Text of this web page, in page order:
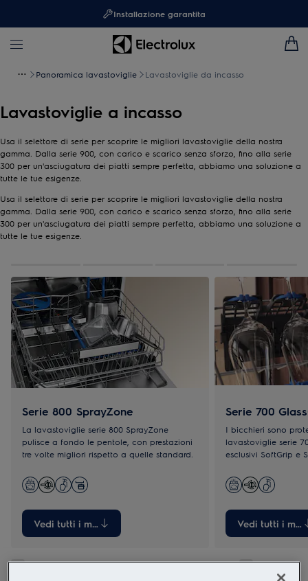
Installazione garantita
Panoramica lavastoviglie Lavastoviglie da incasso
Lavastoviglie a incasso
Usa il selettore di serie per scoprire le migliori lavastoviglie della nostra
gamma. Dalla serie 900, con carico e scarico senza sforzo, fino alla serie
300 per un'asciugatura dei piatti sempre perfetta, abbiamo una soluzione a
tutte le tue esigenze.
Usa il selettore di serie per scoprire le migliori lavastoviglie della nostra
gamma. Dalla serie 900, con carico e scarico senza sforzo, fino alla serie
300 per un'asciugatura dei piatti sempre perfetta, abbiamo una soluzione a
tutte le tue esigenze.
Serie 800 SprayZone
La lavastoviglie serie 800 SprayZone
pulisce a fondo le pentole, con prestazioni
tre volte migliori rispetto a quelle standard.
Vedi tutti i modelli
Serie 700
I bicchieri sono
lavastoviglie serie
esclusivi SoftGrip e
Vedi tutti i